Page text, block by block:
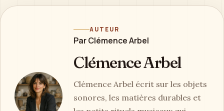
AUTEUR
Par Clémence Arbel
Clémence Arbel
Clémence Arbel écrit sur les objets
sonores, les matières durables et